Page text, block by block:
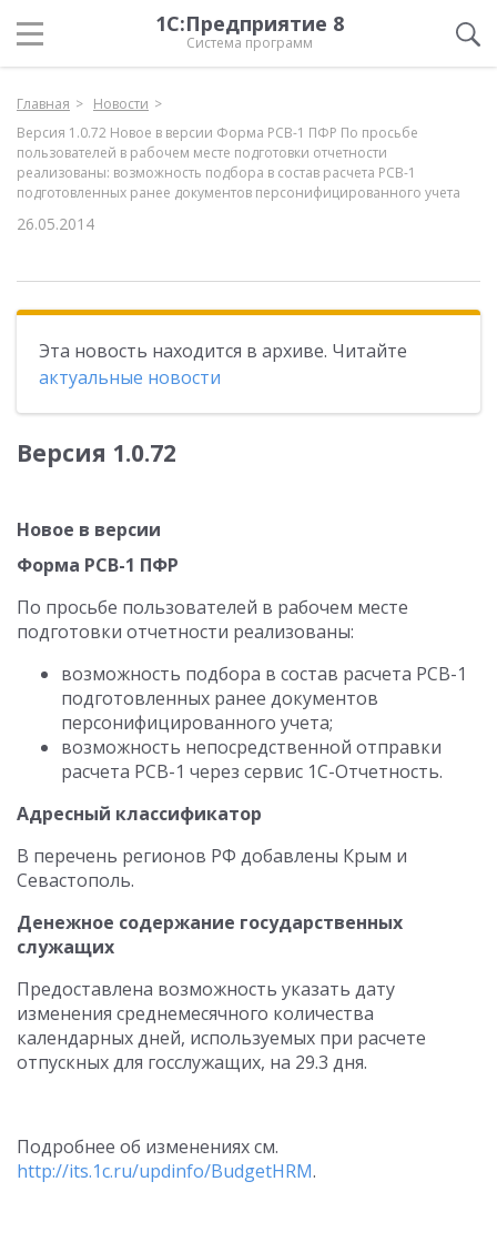
1С:Предприятие 8
Система программ
Главная
Новости
Версия 1.0.72 Новое в версии Форма РСВ-1 ПФР По просьбе
пользователей в рабочем месте подготовки отчетности
реализованы: возможность подбора в состав расчета РСВ-1
подготовленных ранее документов персонифицированного учета
26.05.2014
Эта новость находится в архиве. Читайте
актуальные новости
Версия 1.0.72
Новое в версии
Форма РСВ-1 ПФР
По просьбе пользователей в рабочем месте
подготовки отчетности реализованы:
возможность подбора в состав расчета РСВ-1
подготовленных ранее документов
персонифицированного учета;
возможность непосредственной отправки
расчета РСВ-1 через сервис 1С-Отчетность.
Адресный классификатор
В перечень регионов РФ добавлены Крым и
Севастополь.
Денежное содержание государственных
служащих
Предоставлена возможность указать дату
изменения среднемесячного количества
календарных дней, используемых при расчете
отпускных для госслужащих, на 29.3 дня.
Подробнее об изменениях см.
http://its.1c.ru/updinfo/BudgetHRM.